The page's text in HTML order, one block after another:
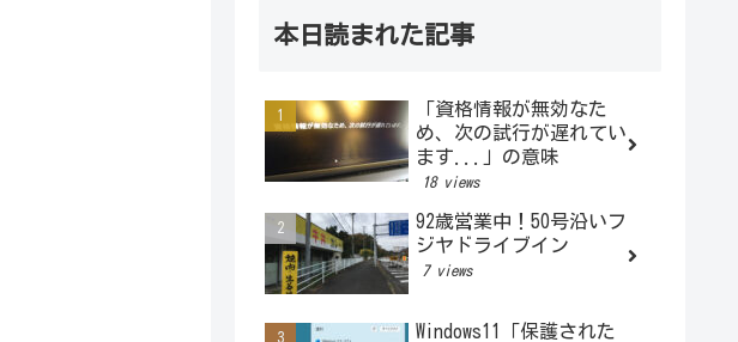
本日読まれた記事
「資格情報が無効なた
め、次の試行が遅れてい
ます...」の意味
18 views
92歳営業中！50号沿いフ
ジヤドライブイン
7 views
Windows11「保護された